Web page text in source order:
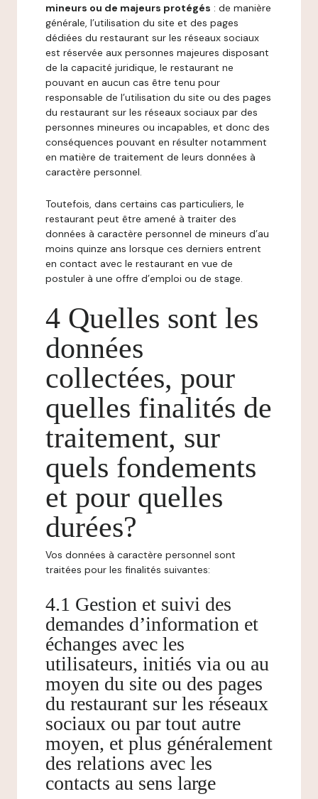
mineurs ou de majeurs protégés : de manière
générale, l’utilisation du site et des pages
dédiées du restaurant sur les réseaux sociaux
est réservée aux personnes majeures disposant
de la capacité juridique, le restaurant ne
pouvant en aucun cas être tenu pour
responsable de l’utilisation du site ou des pages
du restaurant sur les réseaux sociaux par des
personnes mineures ou incapables, et donc des
conséquences pouvant en résulter notamment
en matière de traitement de leurs données à
caractère personnel.
Toutefois, dans certains cas particuliers, le
restaurant peut être amené à traiter des
données à caractère personnel de mineurs d’au
moins quinze ans lorsque ces derniers entrent
en contact avec le restaurant en vue de
postuler à une offre d’emploi ou de stage.
4 Quelles sont les
données
collectées, pour
quelles finalités de
traitement, sur
quels fondements
et pour quelles
durées?
Vos données à caractère personnel sont
traitées pour les finalités suivantes:
4.1 Gestion et suivi des
demandes d’information et
échanges avec les
utilisateurs, initiés via ou au
moyen du site ou des pages
du restaurant sur les réseaux
sociaux ou par tout autre
moyen, et plus généralement
des relations avec les
contacts au sens large